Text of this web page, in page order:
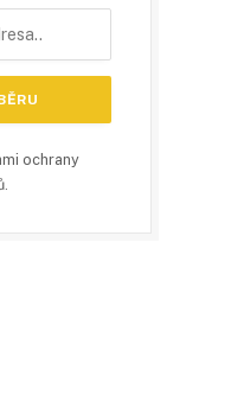
ochrany